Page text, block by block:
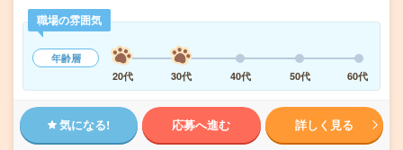
職場の雰囲気
年齢層
20代
30代 40代 50代 60代
気になる! 応募へ進む 詳しく見る